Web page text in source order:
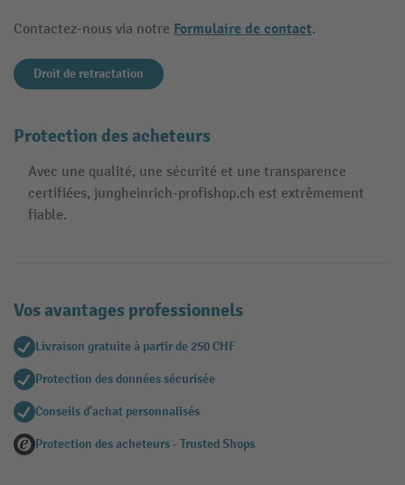
Contactez-nous via notre Formulaire de contact.
Droit de retractation
Protection des acheteurs
Avec une qualité, une sécurité et une transparence
certifiées, jungheinrich-profishop.ch est extrêmement
fiable.
Vos avantages professionnels
Livraison gratuite à partir de 250 CHF
Protection des données sécurisée
Conseils d'achat personnalisés
Protection des acheteurs - Trusted Shops